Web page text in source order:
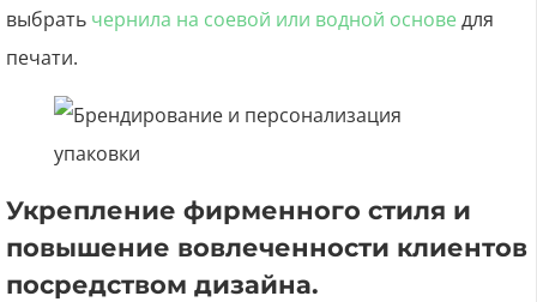
выбрать чернила на соевой или водной основедля
печати.
Укрепление фирменного стиля и
повышение вовлеченности клиентов
посредством дизайна.